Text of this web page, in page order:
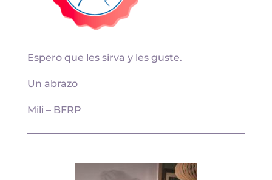
Espero que les sirva y les guste.
Un abrazo
Mili – BFRP